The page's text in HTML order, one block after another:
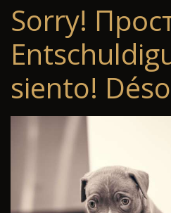
Sorry!
siento!